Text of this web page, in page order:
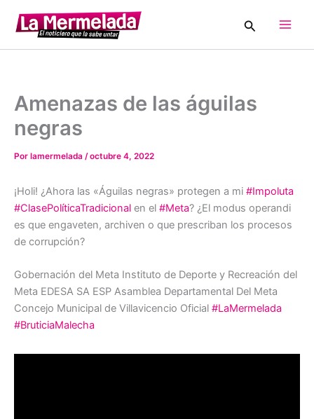
contenido
Buscar
Amenazas de las águilas
negras
Por lamermelada /octubre 4, 2022
¡Holi! ¿Ahora las «Águilas negras» protegen a mi #Impoluta
#ClasePolíticaTradicional en el #Meta? ¿El modus operandi
es que engaveten, archiven o que prescriban los procesos
de corrupción?
Gobernación del Meta Instituto de Deporte y Recreación del
Meta EDESA SA ESP Asamblea Departamental Del Meta
Concejo Municipal de Villavicencio Oficial #LaMermelada
#BruticiaMalecha